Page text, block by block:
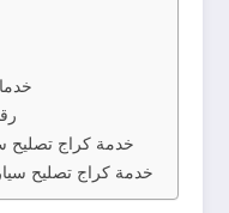
خدمة كراج تصليح
خدمة كراج تصليح